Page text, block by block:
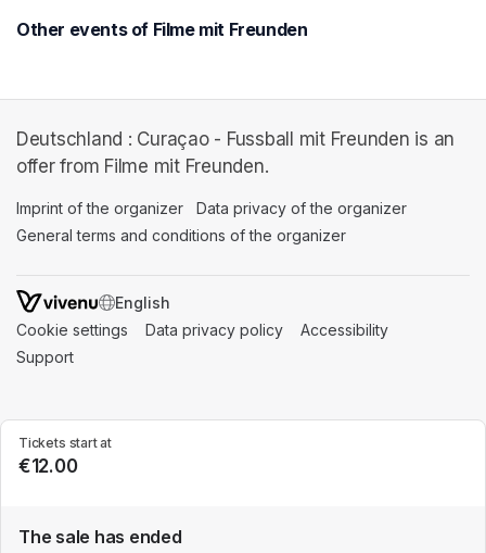
Tickets start at
€12.00
The sale has ended
Other events of Filme mit Freunden
Deutschland : Curaçao - Fussball mit Freunden is an
offer from Filme mit Freunden.
Imprint of the organizer (opens in a new tab)
Data privacy of the organizer
General terms and conditions of the organizer
SWITCH LANGUAGE
Cookie settings (opens in a new tab)
Data privacy policy (opens in a new tab)
Accessibility
Support